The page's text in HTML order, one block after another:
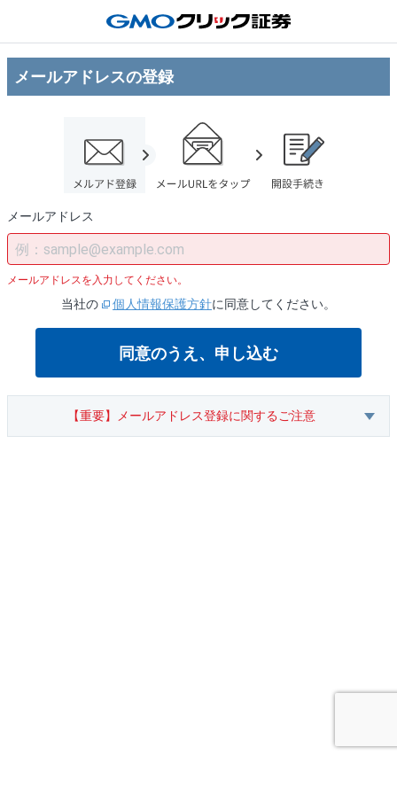
メールアドレスの登録
メールアドレス
メールアドレスを入力してください。
当社の 個人情報保護方針に同意してください。
同意のうえ、申し込む
【重要】メールアドレス登録に関するご注意